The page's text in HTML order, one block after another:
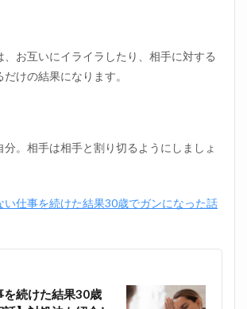
、お互いにイライラしたり、相手に対する
けの結果になります。
分。相手は相手と割り切るようにしましょ
い仕事を続けた結果30歳でガンになった話
を続けた結果30歳